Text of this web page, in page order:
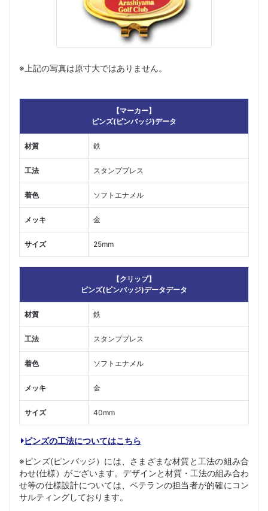
※上記の写真は原寸大ではありません。
【マーカー】
ピンズ(ピンバッジ)データ
材質 鉄
工法 スタンププレス
着色 ソフトエナメル
メッキ 金
サイズ 25mm
【クリップ】
ピンズ(ピンバッジ)データデータ
材質 鉄
工法 スタンププレス
着色 ソフトエナメル
メッキ 金
サイズ 40mm
ピンズの工法についてはこちら
※ピンズ(ピンバッジ）には、さまざまな材質と工法の組み合
わせ(仕様）がございます。デザインと材質・工法の組み合わ
せ等の仕様設計については、ベテランの担当者が的確にコン
サルティングしております。